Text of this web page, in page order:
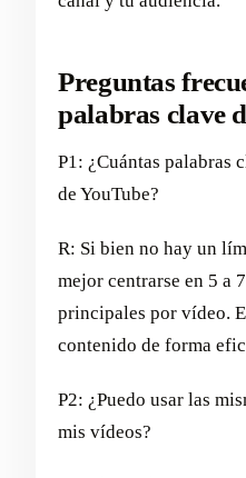
Preguntas
palabras clave
P1: ¿Cuántas palabras
de YouTube?
R: Si bien no hay un
mejor centrarse en 5 a
principales por vídeo.
contenido de forma
P2: ¿Puedo usar las
mis vídeos?